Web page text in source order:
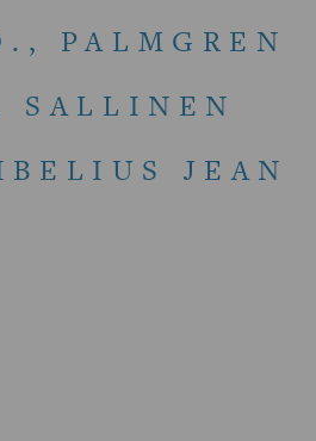
PALMGREN
SALLINEN
JEAN